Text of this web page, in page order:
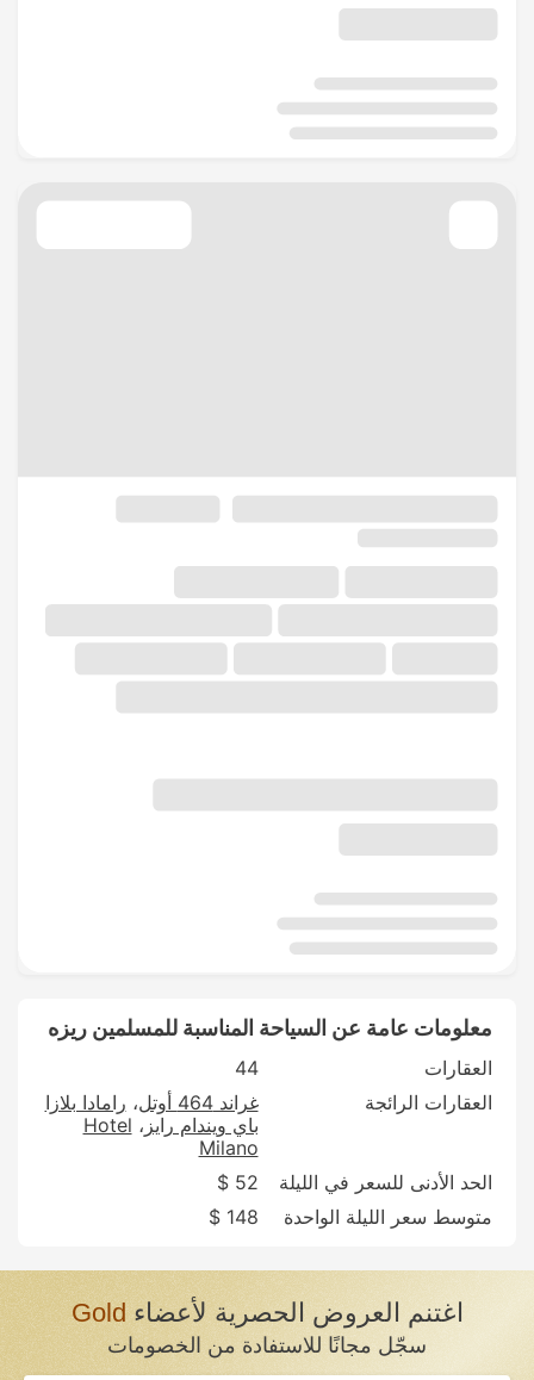
معلومات عامة عن السياحة المناسبة للمسلمين ريزه
العقارات
44
العقارات الرائجة
غراند 464 أوتل
رامادا بلازا
باي ويندام رايز
Hotel
Milano
الحد الأدنى للسعر في الليلة
52 $
متوسط سعر الليلة الواحدة
148 $
اغتنم العروض الحصرية لأعضاءGold
سجّل مجانًا للاستفادة من الخصومات